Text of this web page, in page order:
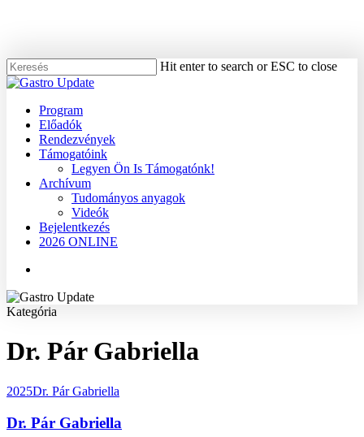
content
Hit enter to search or ESC to close
Close
Menu
Program
Előadók
Rendezvények
Támogatóink
Legyen Ön Is Támogatónk!
Archívum
Tudományos anyagok
Videók
Bejelentkezés
2026 ONLINE
Kategória
Dr. Pár Gabriella
2025Dr. Pár Gabriella
Dr. Pár Gabriella